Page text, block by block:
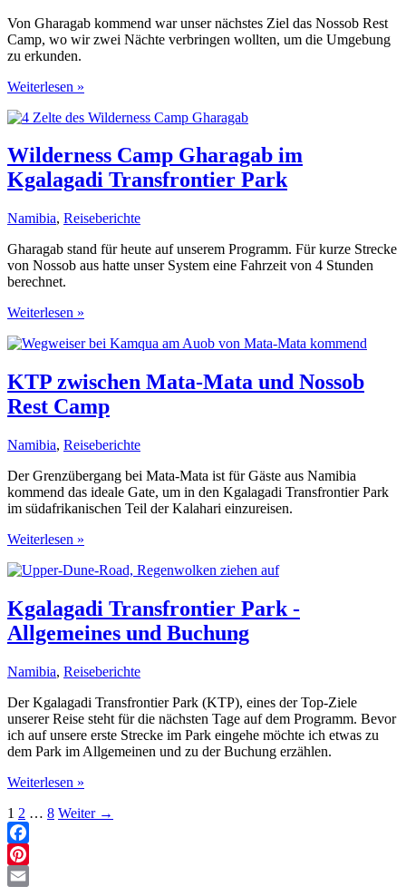
Von Gharagab kommend war unser nächstes Ziel das Nossob Rest
Camp, wo wir zwei Nächte verbringen wollten, um die Umgebung
zu erkunden.
Pirschfahrten
Gebiet
Nossob
Rest
Camp
Weiterlesen »
Wilderness Camp Gharagab im
Kgalagadi Transfrontier Park
Namibia, Reiseberichte
Gharagab stand für heute auf unserem Programm. Für kurze Strecke
von Nossob aus hatte unser System eine Fahrzeit von 4 Stunden
berechnet.
Wilderness
Gharagab
Kgalagadi
Transfrontier
Park
Weiterlesen »
KTP zwischen Mata-Mata und Nossob
Rest Camp
Namibia, Reiseberichte
Der Grenzübergang bei Mata-Mata ist für Gäste aus Namibia
kommend das ideale Gate, um in den Kgalagadi Transfrontier Park
im südafrikanischen Teil der Kalahari einzureisen.
KTP
Mata-
und
Nossob
Rest
Weiterlesen »
Kgalagadi Transfrontier Park -
Allgemeines und Buchung
Namibia, Reiseberichte
Der Kgalagadi Transfrontier Park (KTP), eines der Top-Ziele
unserer Reise steht für die nächsten Tage auf dem Programm. Bevor
ich auf unsere erste Strecke im Park eingehe möchte ich etwas zu
dem Park im Allgemeinen und zu der Buchung erzählen.
Kgalagadi
Park
-
Allgemeines
und
Buchung
Weiterlesen »
1 2 … 8 Weiter →
Facebook
Pinterest